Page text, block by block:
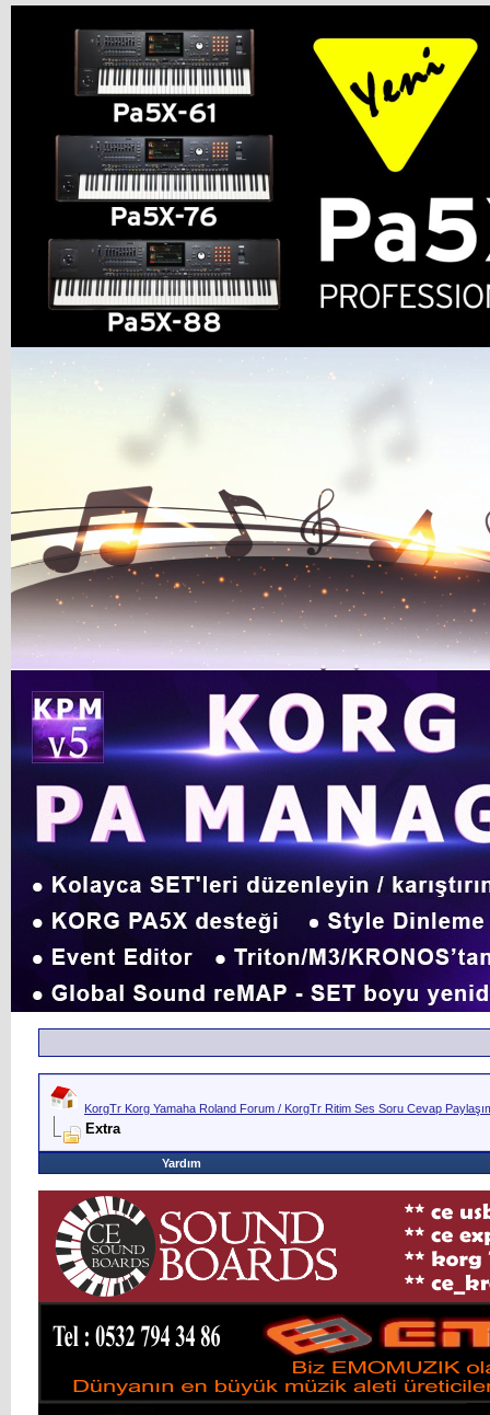
KorgTr Korg Yamaha Roland Forum / KorgTr Ritim Ses Soru Cevap
Extra
Yardım